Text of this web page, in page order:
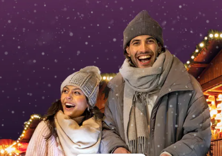
Tickets
INT AT CH
DE
FR UK
IT
NL
Tickets buchen
Gutscheine bestellen